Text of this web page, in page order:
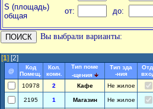
S (площадь)
общая
от: до:
Вы выбрали варианты:
[1] [2]
@
Код
Помещ.
Кол.
комн.
Тип поме
-щения
Тип зда
-ния
Отд.
10978
2 Кафе Не жилое
2195 1 Магазин Не жилое